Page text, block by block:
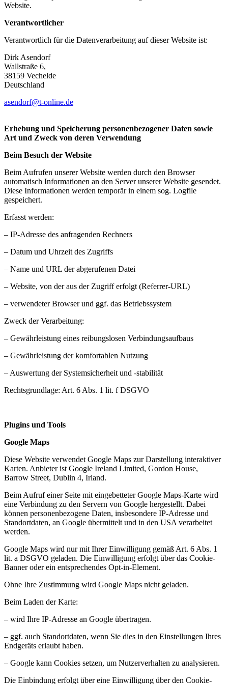
Website.
Verantwortlicher
Verantwortlich für die Datenverarbeitung auf dieser Website ist:
Dirk Asendorf
Wallstraße 6,
38159 Vechelde
Deutschland
asendorf@t-online.de
Erhebung und Speicherung personenbezogener Daten sowie
Art und Zweck von deren Verwendung
Beim Besuch der Website
Beim Aufrufen unserer Website werden durch den Browser
automatisch Informationen an den Server unserer Website gesendet.
Diese Informationen werden temporär in einem sog. Logfile
gespeichert.
Erfasst werden:
– IP-Adresse des anfragenden Rechners
– Datum und Uhrzeit des Zugriffs
– Name und URL der abgerufenen Datei
– Website, von der aus der Zugriff erfolgt (Referrer-URL)
– verwendeter Browser und ggf. das Betriebssystem
Zweck der Verarbeitung:
– Gewährleistung eines reibungslosen Verbindungsaufbaus
– Gewährleistung der komfortablen Nutzung
– Auswertung der Systemsicherheit und -stabilität
Rechtsgrundlage: Art. 6 Abs. 1 lit. f DSGVO
Plugins und Tools
Google Maps
Diese Website verwendet Google Maps zur Darstellung interaktiver
Karten. Anbieter ist Google Ireland Limited, Gordon House,
Barrow Street, Dublin 4, Irland.
Beim Aufruf einer Seite mit eingebetteter Google Maps-Karte wird
eine Verbindung zu den Servern von Google hergestellt. Dabei
können personenbezogene Daten, insbesondere IP-Adresse und
Standortdaten, an Google übermittelt und in den USA verarbeitet
werden.
Google Maps wird nur mit Ihrer Einwilligung gemäß Art. 6 Abs. 1
lit. a DSGVO geladen. Die Einwilligung erfolgt über das Cookie-
Banner oder ein entsprechendes Opt-in-Element.
Ohne Ihre Zustimmung wird Google Maps nicht geladen.
Beim Laden der Karte:
– wird Ihre IP-Adresse an Google übertragen.
– ggf. auch Standortdaten, wenn Sie dies in den Einstellungen Ihres
Endgeräts erlaubt haben.
– Google kann Cookies setzen, um Nutzerverhalten zu analysieren.
Die Einbindung erfolgt über eine Einwilligung über den Cookie-